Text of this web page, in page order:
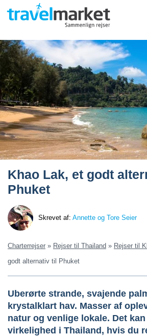
Khao Lak, et godt
Phuket
Skrevet af: Annette og Tore Seier
Charterrejser » Rejser til Thailand » Rejser til
godt alternativ til Phuket
Uberørte strande, svajende
krystalklart hav. Masser af
natur og venlige lokale. Det
virkelighed i Thailand, hvis du